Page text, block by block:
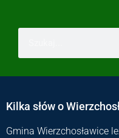
Kilka słów o
Gmina Wierzchosławice